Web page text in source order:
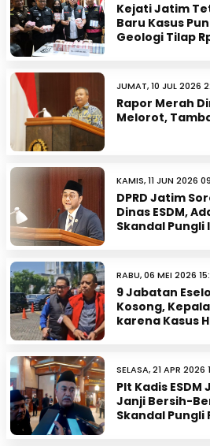
Kejati Jatim
Baru Kasus
Geologi Tilap
JUMAT, 10 JUL 2026
Rapor Merah
Melorot,
KAMIS, 11 JUN 2026
DPRD Jatim
Dinas ESDM,
Skandal Pungli
RABU, 06 MEI 2026
9 Jabatan
Kosong,
karena Kasus
SELASA, 21 APR 2026
Plt Kadis
Janji Bersih-
Skandal Pungli